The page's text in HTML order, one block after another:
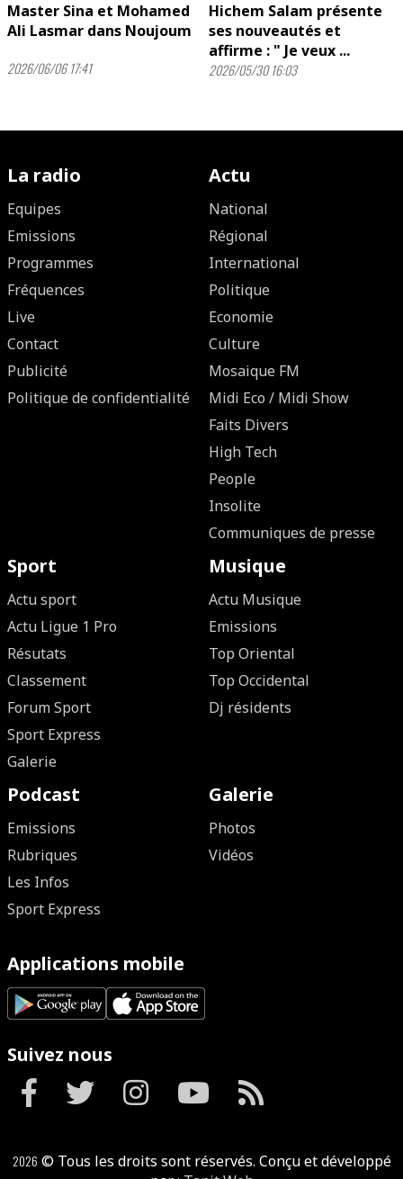
Master Sina et Mohamed
Ali Lasmar dans Noujoum
2026/06/06 17:41
Hichem Salam présente
ses nouveautés et
affirme : " Je veux ...
2026/05/30 16:03
La radio
Equipes
Emissions
Programmes
Fréquences
Live
Contact
Publicité
Politique de confidentialité
Actu
National
Régional
International
Politique
Economie
Culture
Mosaique FM
Midi Eco / Midi Show
Faits Divers
High Tech
People
Insolite
Communiques de presse
Sport
Actu sport
Actu Ligue 1 Pro
Résutats
Classement
Forum Sport
Sport Express
Galerie
Musique
Actu Musique
Emissions
Top Oriental
Top Occidental
Dj résidents
Podcast
Emissions
Rubriques
Les Infos
Sport Express
Galerie
Photos
Vidéos
Applications mobile
Suivez nous
2026 © Tous les droits sont réservés. Conçu et développé